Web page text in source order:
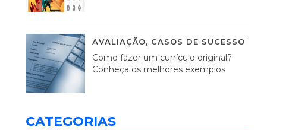
AVALIAÇÃO, CASOS DE SUCESSO DE
Como fazer um currículo original?
Conheça os melhores exemplos
CATEGORIAS